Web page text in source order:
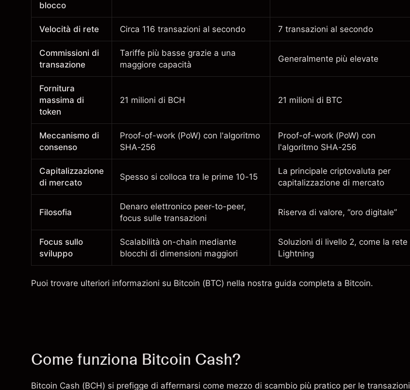
blocco
Velocità di rete Circa 116 transazioni al secondo 7 transazioni al secondo
Commissioni di
transazione
Tariffe più basse grazie a una
maggiore capacità
Generalmente più elevate
Fornitura
massima di
token
21 milioni di BCH 21 milioni di BTC
Meccanismo di
consenso
Proof-of-work (PoW) con l'algoritmo
SHA-256
Proof-of-work (PoW) con
l'algoritmo SHA-256
Capitalizzazione
di mercato
Spesso si colloca tra le prime 10-15
La principale criptovaluta per
capitalizzazione di mercato
Filosofia
Denaro elettronico peer-to-peer,
focus sulle transazioni
Riserva di valore, “oro digitale”
Focus sullo
sviluppo
Scalabilità on-chain mediante
blocchi di dimensioni maggiori
Soluzioni di livello 2, come la rete
Lightning
Puoi trovare ulteriori informazioni su Bitcoin (BTC) nella nostra guida completa a Bitcoin.
Come funziona Bitcoin Cash?
Bitcoin Cash (BCH) si prefigge di affermarsi come mezzo di scambio più pratico per le transazioni